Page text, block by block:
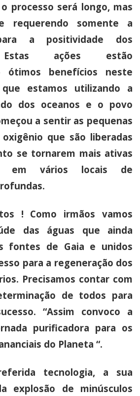
processo será longo, mas
requerendo somente a
a positividade dos
Estas ações estão
ótimos benefícios neste
estamos utilizando a
dos oceanos e o povo
a sentir as pequenas
que são liberadas
se tornarem mais ativas
em vários locais de
! Como irmãos vamos
das águas que ainda
fontes de Gaia e unidos
para a regeneração dos
Precisamos contar com
de todos para
“Assim convoco a
purificadora para os
do Planeta “.
tecnologia, a sua
explosão de minúsculos